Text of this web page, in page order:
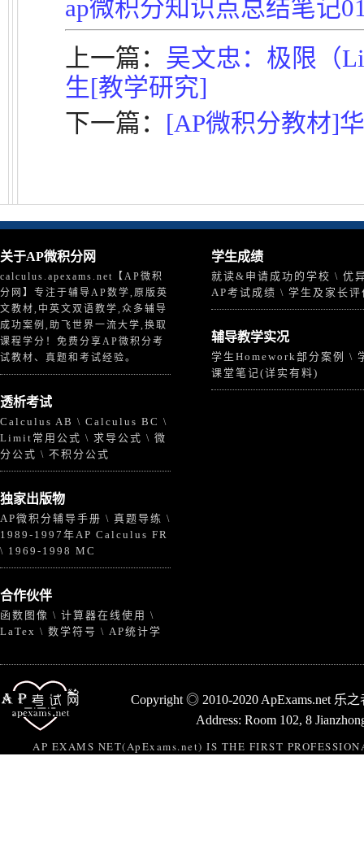
ap微积分知识点总结笔记
上一篇： 吴文忠：极限（
生[教学研究]
下一篇：
[AP微积分教材]
关于AP微积分网
calculus.apexams.net【AP微积
分网】专注于辅导AP数学,原版英
文教材,中英文双语教学,众多辅导
成功案例,助飞世界一流大学,换取
课程学分！免费分享AP微积分考
试教材、真题和考试经验。
透析考试
Calculus AB \ Calculus BC \
Limit常用公式 \ 求导公式 \ 微
分公式 \ 不积分公式
独家出版物
AP微积分辅导手册 \ 真题导练 \
1989-1997年AP Calculus FR
\ 1969-1998 MC
合作伙伴
函数图像 \ 计算器在线使用 \
LaTex \ 数学符号 \ AP统计学
学生成绩
就读&申请成功的学校 \ 优
AP考试成绩 \ 学生及家长评
辅导教学实况
学生Homework部分案例 \
课堂笔记(详实有料)
Copyright ◎ 2010-2020 ApExams.net 乐
Address: Room 102, 8
AP EXAMS NET(ApExams.net) IS THE FIRST